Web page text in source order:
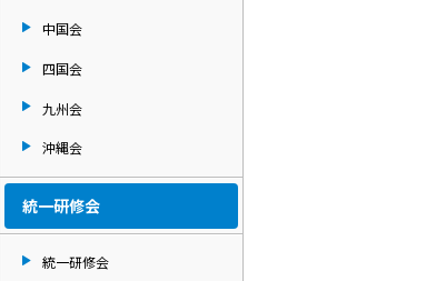
中国会
四国会
九州会
沖縄会
統一研修会
統一研修会